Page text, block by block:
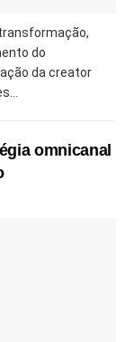
do
da creator
omnicanal